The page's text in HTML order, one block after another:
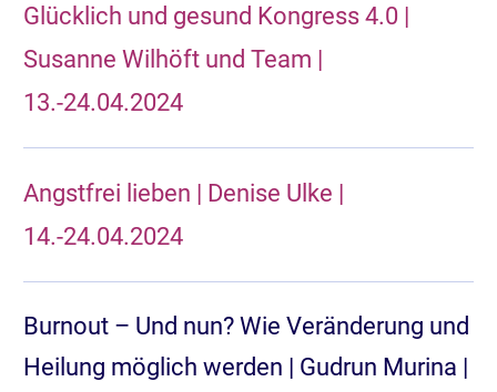
Glücklich und gesund Kongress 4.0 |
Susanne Wilhöft und Team |
13.-24.04.2024
Angstfrei lieben | Denise Ulke |
14.-24.04.2024
Burnout – Und nun? Wie Veränderung und
Heilung möglich werden | Gudrun Murina |